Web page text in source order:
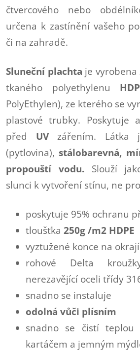
čtvercového nebo
určena k zastínění vašeho
či na zahradě.
Sluneční plachta je
tkaného polyethylenu
PolyEthylen), ze kterého se
plastové trubky. Poskytuje
před UVzářením. Látka
(pytlovina), stálobarevná,
propouští vodu.Slouží
slunci k vytvoření stínu, ne
poskytuje 95% ochranu
tloušťka 250g /m2 HDPE
vyztužené konce na
rohové Delta
nerezavějící oceli třídy
snadno se instaluje
odolná vůči plísním
snadno se čistí teplou
kartáčem a jemným